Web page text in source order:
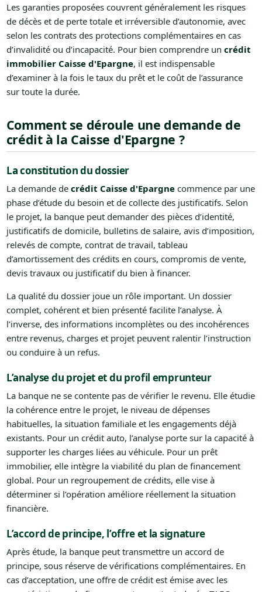
Les garanties proposées couvrent généralement les risques
de décès et de perte totale et irréversible d’autonomie, avec
selon les contrats des protections complémentaires en cas
d’invalidité ou d’incapacité. Pour bien comprendre un crédit
immobilier Caisse d'Epargne, il est indispensable
d’examiner à la fois le taux du prêt et le coût de l’assurance
sur toute la durée.
Comment se déroule une demande de
crédit à la Caisse d'Epargne ?
La constitution du dossier
La demande de crédit Caisse d'Epargnecommence par une
phase d’étude du besoin et de collecte des justificatifs. Selon
le projet, la banque peut demander des pièces d’identité,
justificatifs de domicile, bulletins de salaire, avis d’imposition,
relevés de compte, contrat de travail, tableau
d’amortissement des crédits en cours, compromis de vente,
devis travaux ou justificatif du bien à financer.
La qualité du dossier joue un rôle important. Un dossier
complet, cohérent et bien présenté facilite l’analyse. À
l’inverse, des informations incomplètes ou des incohérences
entre revenus, charges et projet peuvent ralentir l’instruction
ou conduire à un refus.
L’analyse du projet et du profil emprunteur
La banque ne se contente pas de vérifier le revenu. Elle étudie
la cohérence entre le projet, le niveau de dépenses
habituelles, la situation familiale et les engagements déjà
existants. Pour un crédit auto, l’analyse porte sur la capacité à
supporter les charges liées au véhicule. Pour un prêt
immobilier, elle intègre la viabilité du plan de financement
global. Pour un regroupement de crédits, elle vise à
déterminer si l’opération améliore réellement la situation
financière.
L’accord de principe, l’offre et la signature
Après étude, la banque peut transmettre un accord de
principe, sous réserve de vérifications complémentaires. En
cas d’acceptation, une offre de crédit est émise avec les